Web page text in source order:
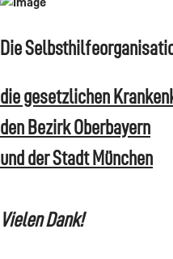
Die
die gesetzlichen
den Bezirk Oberbayern
und der Stadt München
Vielen Dank!